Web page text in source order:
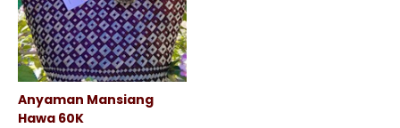
Anyaman Mansiang
Hawa 60K